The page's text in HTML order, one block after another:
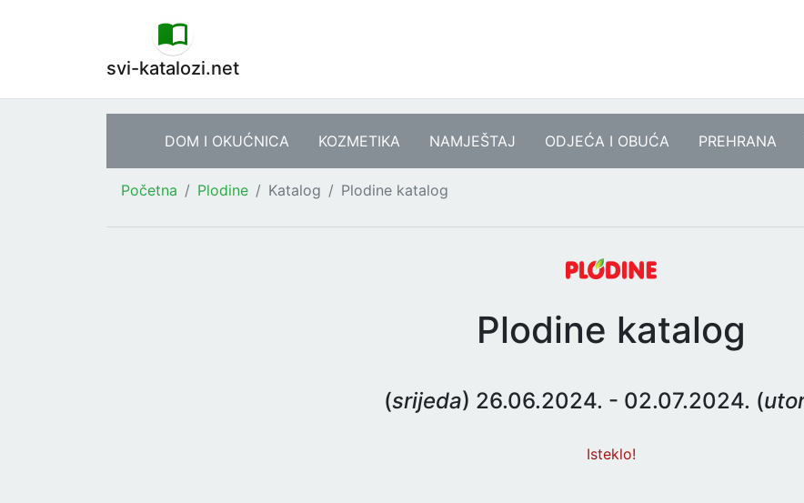
svi-katalozi.net
DOM I OKUĆNICA KOZMETIKA NAMJEŠTAJ ODJEĆA I OBUĆA PREHRANA
Početna Plodine Katalog Plodine katalog
Plodine katalog
(srijeda) 26.06.2024. - 02.07.2024. (
Isteklo!